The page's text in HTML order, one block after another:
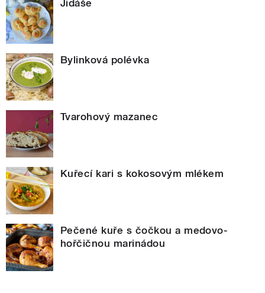
Jidáše
Bylinková polévka
Tvarohový mazanec
Kuřecí kari s kokosovým mlékem
Pečené kuře s čočkou a medovo-
hořčičnou marinádou